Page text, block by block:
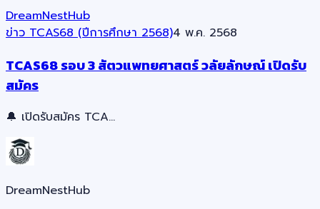
DreamNestHub
ข่าว TCAS68 (ปีการศึกษา 2568)4 พ.ค. 2568
TCAS68 รอบ 3 สัตวแพทยศาสตร์ วลัยลักษณ์ เปิดรับ
สมัคร
🔔 เปิดรับสมัคร TCA…
DreamNestHub